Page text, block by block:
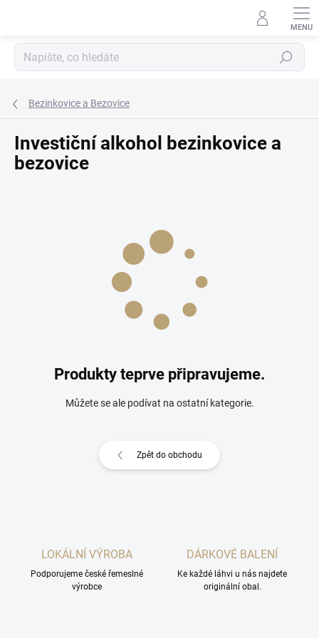
Hledat
Bezinkovice a Bezovice
Investiční alkohol bezinkovice a
bezovice
Produkty teprve připravujeme.
Můžete se ale podívat na ostatní kategorie.
Zpět do obchodu
LOKÁLNÍ VÝROBA
Podporujeme české řemeslné
výrobce
DÁRKOVÉ BALENÍ
Ke každé láhvi u nás najdete
originální obal.